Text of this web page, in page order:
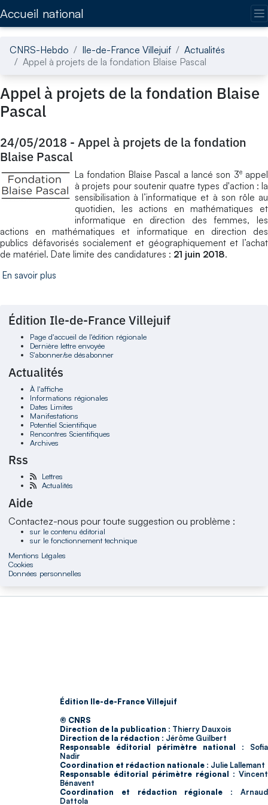
Accueil national
CNRS-Hebdo Ile-de-France Villejuif
Actualités
Appel à projets de la fondation Blaise Pascal
Appel à projets de la fondation Blaise
Pascal
24/05/2018 - Appel à projets de la fondation
Blaise Pascal
La fondation Blaise Pascal a lancé son 3eappel
à projets pour soutenir quatre types d'action : la
sensibilisation à l’informatique et à son rôle au
quotidien, les actions en mathématiques et
informatique en direction des femmes, les
actions en mathématiques et informatique en direction des
publics défavorisés socialement et géographiquement et l’achat
de matériel. Date limite des candidatures : 21 juin 2018.
En savoir plus
Édition Ile-de-France Villejuif
Page d'accueil de l'édition régionale
Dernière lettre envoyée
S'abonner/se désabonner
Actualités
À l'affiche
Informations régionales
Dates Limites
Manifestations
Potentiel Scientifique
Rencontres Scientifiques
Archives
Rss
Lettres
Actualités
Aide
Contactez-nous pour toute suggestion ou problème :
sur le contenu éditorial
sur le fonctionnement technique
Mentions Légales
Cookies
Données personnelles
Édition Ile-de-France Villejuif
© CNRS
Direction de la publication : Thierry Dauxois
Direction de la rédaction : Jérôme Guilbert
Responsable éditorial périmètre national : Sofia
Nadir
Coordination et rédaction nationale : Julie Lallemant
Responsable éditorial périmètre régional : Vincent
Bénavent
Coordination et rédaction régionale : Arnaud
Dattola